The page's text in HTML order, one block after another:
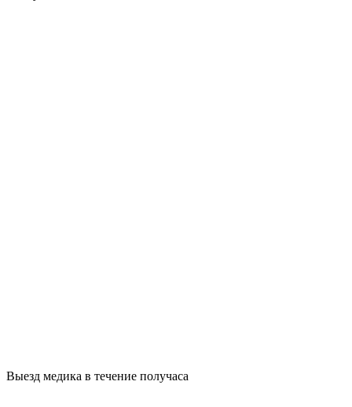
Выезд медика в течение получаса